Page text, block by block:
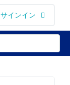
サインイン